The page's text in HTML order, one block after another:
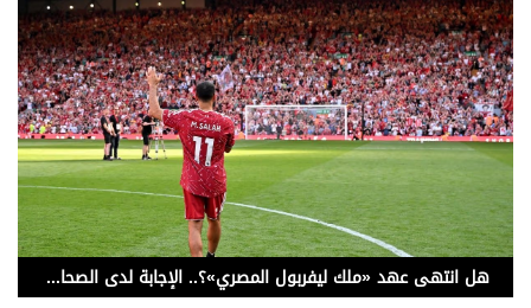
التعليم والمعرفة
الذكاء الاصطناعي
تغطيات
فيديو
بودكاست
هل انتهى عهد «ملك ليفربول المصري»؟.. الإجابة لدى الصحافة الإنجليزية